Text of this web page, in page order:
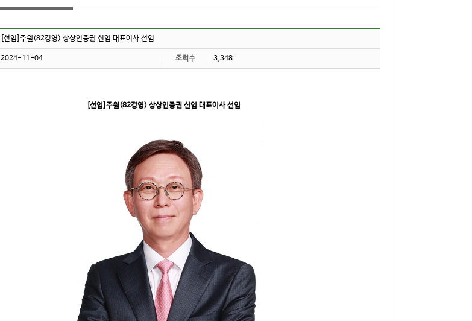
[선임]주원(82경영) 상상인증권 신임 대표이사 선임
2024-11-04 조회수 3,348
[선임]주원(82경영) 상상인증권 신임 대표이사 선임